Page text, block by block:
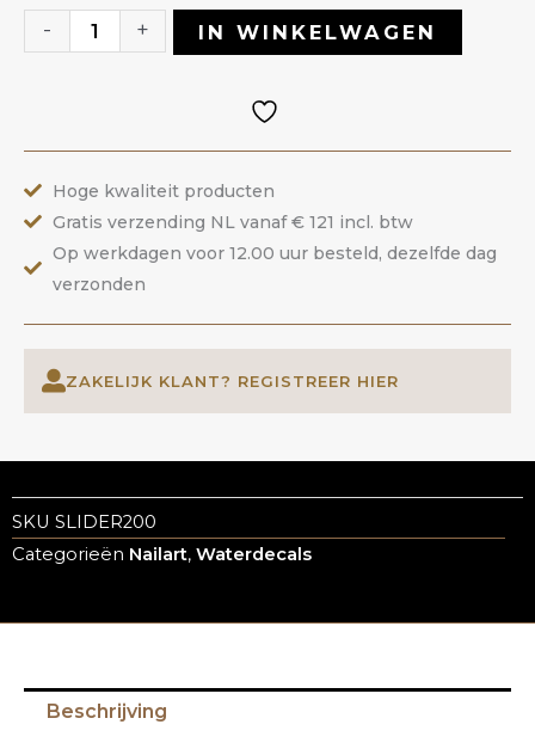
- + IN WINKELWAGEN
Hoge kwaliteit producten
Gratis verzending NL vanaf € 121 incl. btw
Op werkdagen voor 12.00 uur besteld, dezelfde dag
verzonden
ZAKELIJK KLANT? REGISTREER HIER
SKU SLIDER200
Categorieën Nailart, Waterdecals
Beschrijving